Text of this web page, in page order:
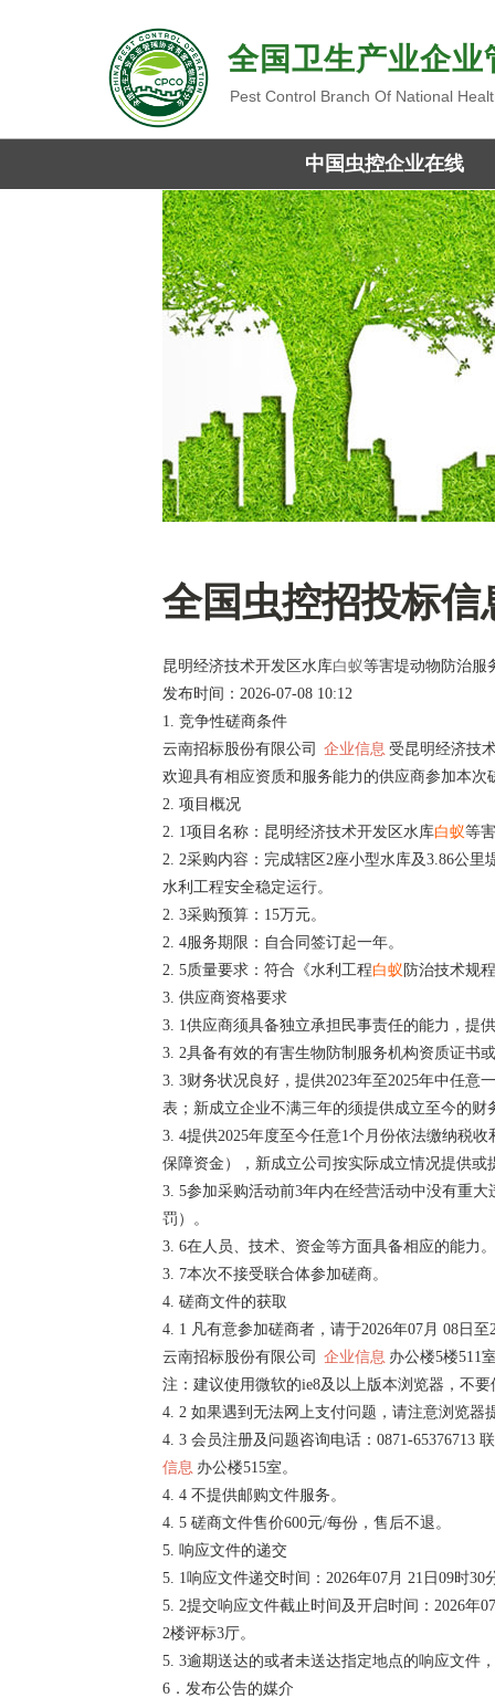
全国卫生产业企
Pest Control Branch Of National
中国虫控企业在线
全国虫控招投标信
昆明经济技术开发区水库白蚁等害堤动物防治服
发布时间：2026-07-08 10:12
1. 竞争性磋商条件
云南招标股份有限公司
企业信息 受昆明经济技
欢迎具有相应资质和服务能力的供应商参加本次
2. 项目概况
2. 1项目名称：昆明经济技术开发区水库白蚁等
2. 2采购内容：完成辖区2座小型水库及3.86公里
水利工程安全稳定运行。
2. 3采购预算：15万元。
2. 4服务期限：自合同签订起一年。
2. 5质量要求：符合《水利工程白蚁 防治技术规
3. 供应商资格要求
3. 1供应商须具备独立承担民事责任的能力，提
3. 2具备有效的有害生物防制服务机构资质证书或
3. 3财务状况良好，提供2023年至2025年中任
表；新成立企业不满三年的须提供成立至今的
3. 4提供2025年度至今任意1个月份依法缴纳税
保障资金），新成立公司按实际成立情况提供或
3. 5参加采购活动前3年内在经营活动中没有重
罚）。
3. 6在人员、技术、资金等方面具备相应的能力。
3. 7本次不接受联合体参加磋商。
4. 磋商文件的获取
4. 1 凡有意参加磋商者，请于2026年07月 08日
云南招标股份有限公司
企业信息 办公楼5楼511
注：建议使用微软的ie8及以上版本浏览器，不
4. 2 如果遇到无法网上支付问题，请注意浏览器
4. 3 会员注册及问题咨询电话：0871-65376713
信息 办公楼515室。
4. 4 不提供邮购文件服务。
4. 5 磋商文件售价600元/每份，售后不退。
5. 响应文件的递交
5. 1响应文件递交时间：2026年07月 21日09时30
5. 2提交响应文件截止时间及开启时间：2026年
2楼评标3厅。
5. 3逾期送达的或者未送达指定地点的响应文件
6．发布公告的媒介